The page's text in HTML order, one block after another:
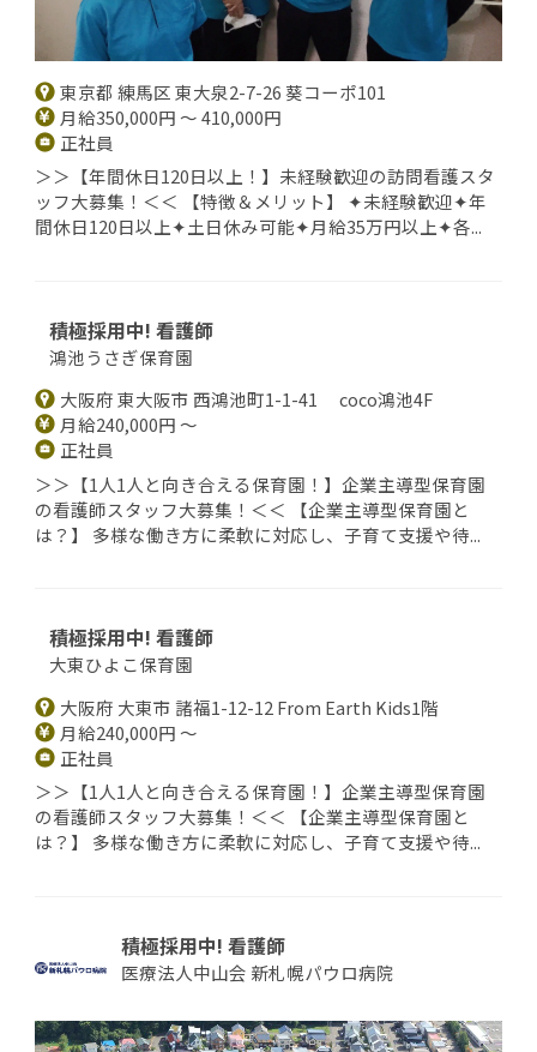
東京都 練馬区 東大泉2-7-26 葵コーポ101
月給350,000円 ～ 410,000円
正社員
＞＞【年間休日120日以上！】未経験歓迎の訪問看護スタ
ッフ大募集！＜＜ 【特徴＆メリット】 ✦未経験歓迎✦年
間休日120日以上✦土日休み可能✦月給35万円以上✦各...
積極採用中! 看護師
鴻池うさぎ保育園
大阪府 東大阪市 西鴻池町1-1-41 coco鴻池4F
月給240,000円 ～
正社員
＞＞【1人1人と向き合える保育園！】企業主導型保育園
の看護師スタッフ大募集！＜＜ 【企業主導型保育園と
は？】 多様な働き方に柔軟に対応し、子育て支援や待...
積極採用中! 看護師
大東ひよこ保育園
大阪府 大東市 諸福1-12-12 From Earth Kids1階
月給240,000円 ～
正社員
＞＞【1人1人と向き合える保育園！】企業主導型保育園
の看護師スタッフ大募集！＜＜ 【企業主導型保育園と
は？】 多様な働き方に柔軟に対応し、子育て支援や待...
積極採用中! 看護師
医療法人中山会 新札幌パウロ病院